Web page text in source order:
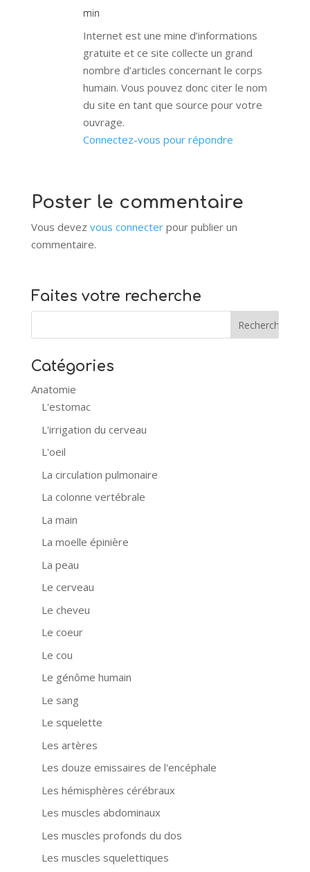
min
Internet est une mine d’informations
gratuite et ce site collecte un grand
nombre d’articles concernant le corps
humain. Vous pouvez donc citer le nom
du site en tant que source pour votre
ouvrage.
Connectez-vous pour répondre
Poster le commentaire
Vous devez vous connecterpour publier un
commentaire.
Faites votre recherche
Catégories
Anatomie
L'estomac
L'irrigation du cerveau
L'oeil
La circulation pulmonaire
La colonne vertébrale
La main
La moelle épinière
La peau
Le cerveau
Le cheveu
Le coeur
Le cou
Le génôme humain
Le sang
Le squelette
Les artères
Les douze emissaires de l'encéphale
Les hémisphères cérébraux
Les muscles abdominaux
Les muscles profonds du dos
Les muscles squelettiques